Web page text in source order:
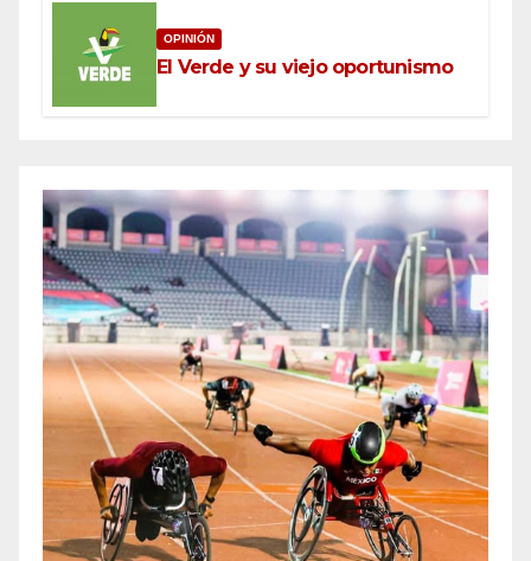
OPINIÓN
El Verde y su viejo oportunismo